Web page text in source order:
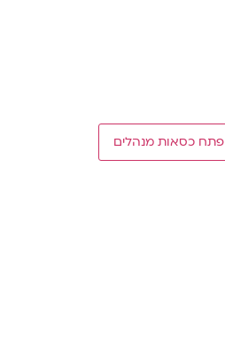
פתח כסאות מנהלים